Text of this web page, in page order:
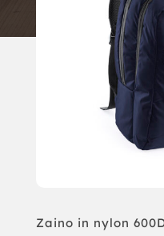
Zaino in nylon